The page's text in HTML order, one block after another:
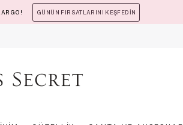
GÜNÜN FIRSATLARINI KEŞFEDİN